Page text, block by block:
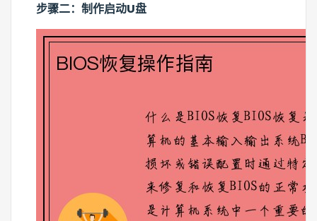
步骤二：制作启动U盘